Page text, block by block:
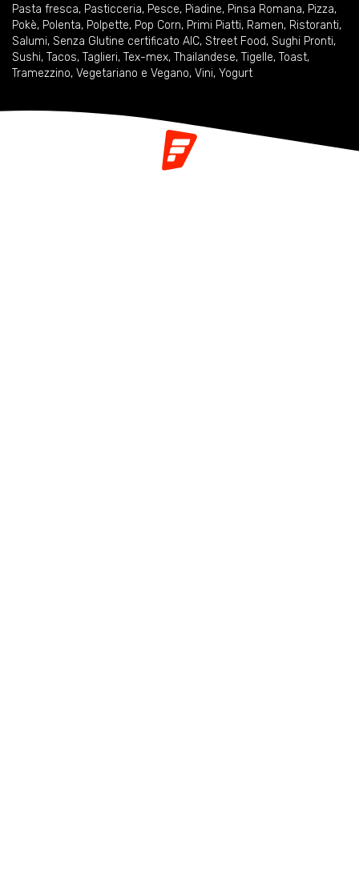
Pasta fresca, Pasticceria, Pesce, Piadine, Pinsa Romana, Pizza,
Pokè, Polenta, Polpette, Pop Corn, Primi Piatti, Ramen, Ristoranti,
Salumi, Senza Glutine certificato AIC, Street Food, Sughi Pronti,
Sushi, Tacos, Taglieri, Tex-mex, Thailandese, Tigelle, Toast,
Tramezzino, Vegetariano e Vegano, Vini, Yogurt